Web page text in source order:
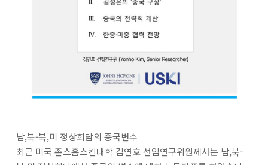
남,북-북,미 정상회담의 중국변수
최근 미국 존스홈스킨대학 김연호 선임연구위원께서는 남,북-